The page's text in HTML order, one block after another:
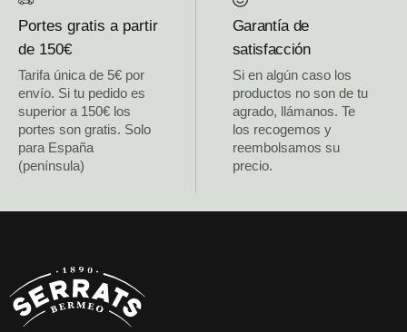
Portes gratis a partir
de 150€
Tarifa única de 5€ por
envío. Si tu pedido es
superior a 150€ los
portes son gratis. Solo
para España
(península)
Garantía de
satisfacción
Si en algún caso los
productos no son de tu
agrado, llámanos. Te
los recogemos y
reembolsamos su
precio.